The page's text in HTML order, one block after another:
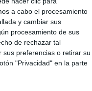
a cabo el procesamiento
y cambiar sus
procesamiento de sus
de rechazar tal
sus preferencias o retirar su
"Privacidad" en la parte